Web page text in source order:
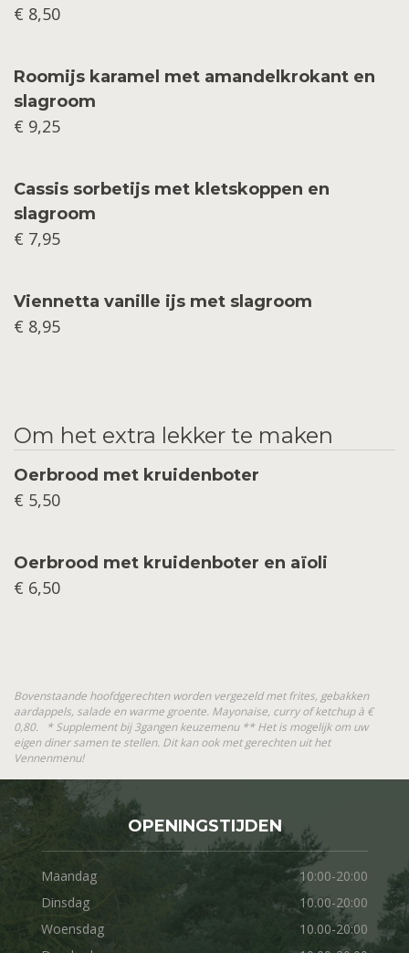
€ 8,50
Roomijs karamel met amandelkrokant en
slagroom
€ 9,25
Cassis sorbetijs met kletskoppen en
slagroom
€ 7,95
Viennetta vanille ijs met slagroom
€ 8,95
Om het extra lekker te maken
Oerbrood met kruidenboter
€ 5,50
Oerbrood met kruidenboter en aïoli
€ 6,50
Bovenstaande hoofdgerechten worden vergezeld met frites, gebakken
aardappels, salade en warme groente. Mayonaise, curry of ketchup à €
0,80. * Supplement bij 3gangen keuzemenu ** Het is mogelijk om uw
eigen diner samen te stellen. Dit kan ook met gerechten uit het
Vennenmenu!
OPENINGSTIJDEN
Maandag
10:00-20:00
Dinsdag
10.00-20:00
Woensdag
10.00-20:00